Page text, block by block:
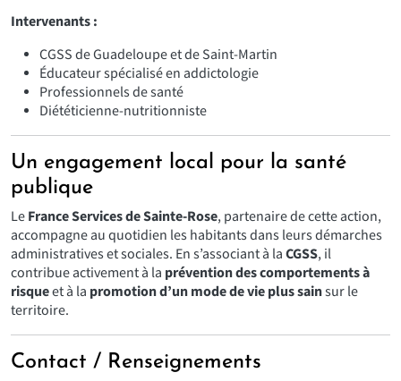
Intervenants :
CGSS de Guadeloupe et de Saint-Martin
Éducateur spécialisé en addictologie
Professionnels de santé
Diététicienne-nutritionniste
Un engagement local pour la santé
publique
LeFrance Services de Sainte-Rose, partenaire de cette action,
accompagne au quotidien les habitants dans leurs démarches
administratives et sociales. En s’associant à laCGSS, il
contribue activement à la prévention des comportements à
risqueet à la promotion d’un mode de vie plus sainsur le
territoire.
Contact / Renseignements